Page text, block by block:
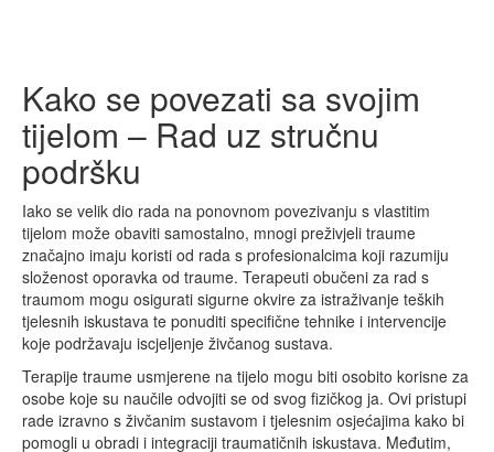
Kako se povezati sa svojim
tijelom – Rad uz stručnu
podršku
Iako se velik dio rada na ponovnom povezivanju s vlastitim
tijelom može obaviti samostalno, mnogi preživjeli traume
značajno imaju koristi od rada s profesionalcima koji razumiju
složenost oporavka od traume. Terapeuti obučeni za rad s
traumom mogu osigurati sigurne okvire za istraživanje teških
tjelesnih iskustava te ponuditi specifične tehnike i intervencije
koje podržavaju iscjeljenje živčanog sustava.
Terapije traume usmjerene na tijelo mogu biti osobito korisne za
osobe koje su naučile odvojiti se od svog fizičkog ja. Ovi pristupi
rade izravno s živčanim sustavom i tjelesnim osjećajima kako bi
pomogli u obradi i integraciji traumatičnih iskustava. Međutim,